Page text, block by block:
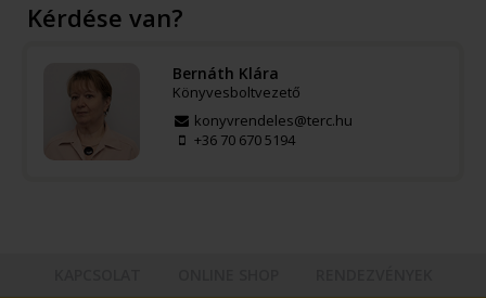
Kérdése van?
Bernáth Klára
Könyvesboltvezető
konyvrendeles@terc.hu
+36 70 670 5194